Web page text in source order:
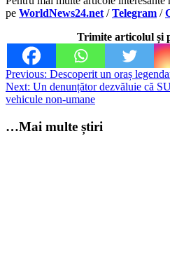
pe WorldNews24.net /Telegram /
Trimite articolul și
Post
navigation
Previous: Descoperit un oraș
Next: Un denunțător dezvăluie că
vehicule non-umane
…Mai multe știri